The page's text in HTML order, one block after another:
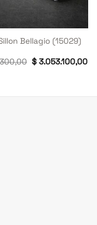
Bellagio (15029)
El
precio
$3.053.100,00El